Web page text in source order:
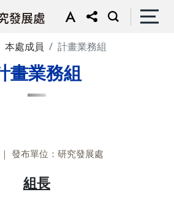
本處成員 計畫業務組
畫業務組
發布單位：研究發展處
組長